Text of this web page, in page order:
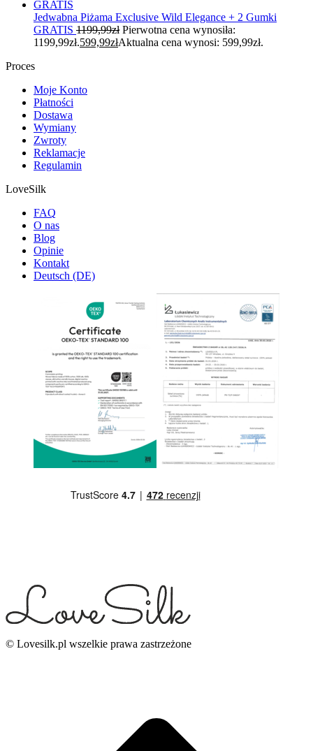
Jedwabna Piżama Exclusive Wild Elegance + 2 Gumki
GRATIS 1199,99zł Pierwotna cena wynosiła:
1199,99zł.599,99złAktualna cena wynosi: 599,99zł.
Proces
Moje Konto
Płatności
Dostawa
Wymiany
Zwroty
Reklamacje
Regulamin
LoveSilk
FAQ
O nas
Blog
Opinie
Kontakt
Deutsch (DE)
© Lovesilk.pl wszelkie prawa zastrzeżone